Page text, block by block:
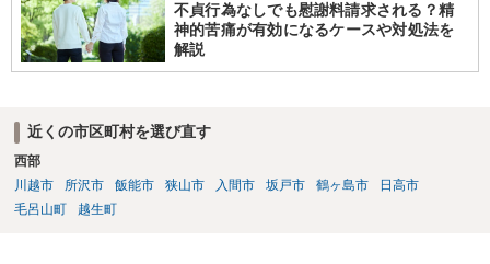
不貞行為なしでも慰謝料請求される？精
神的苦痛が有効になるケースや対処法を
解説
近くの市区町村を選び直す
西部
川越市
所沢市 飯能市 狭山市 入間市 坂戸市 鶴ヶ島市
日高市
毛呂山町
越生町